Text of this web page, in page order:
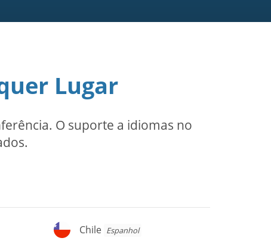
Lugar
O suporte a idiomas no
Chile
Chile Espanhol